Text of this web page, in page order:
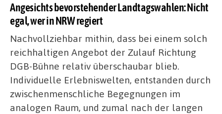
Angesichts bevorstehender Landtagswahlen: Nicht
egal, wer in NRW regiert
Nachvollziehbar mithin, dass bei einem solch
reichhaltigen Angebot der Zulauf Richtung
DGB-Bühne relativ überschaubar blieb.
Individuelle Erlebniswelten, entstanden durch
zwischenmenschliche Begegnungen im
analogen Raum, und zumal nach der langen